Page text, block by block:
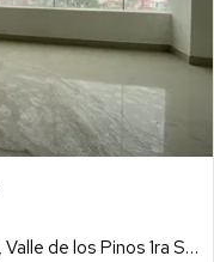
Convento De Belen De Los Padres 12, Valle de los Pinos 1ra Sección, Tlalnepantla de Baz